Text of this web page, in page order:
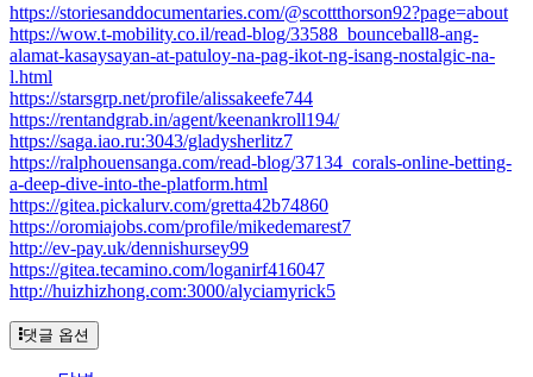
https://storiesanddocumentaries.com/@scottthorson92?page=about
https://wow.t-mobility.co.il/read-blog/33588_bounceball8-ang-
alamat-kasaysayan-at-patuloy-na-pag-ikot-ng-isang-nostalgic-na-
l.html
https://starsgrp.net/profile/alissakeefe744
https://rentandgrab.in/agent/keenankroll194/
https://saga.iao.ru:3043/gladysherlitz7
https://ralphouensanga.com/read-blog/37134_corals-online-betting-
a-deep-dive-into-the-platform.html
https://gitea.pickalurv.com/gretta42b74860
https://oromiajobs.com/profile/mikedemarest7
http://ev-pay.uk/dennishursey99
https://gitea.tecamino.com/loganirf416047
http://huizhizhong.com:3000/alyciamyrick5
댓글 옵션